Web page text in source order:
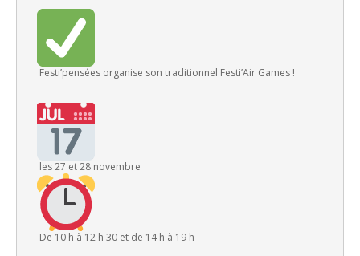
Festi’pensées organise son traditionnel Festi’Air Games !
les 27 et 28 novembre
De 10 h à 12 h 30 et de 14 h à 19 h